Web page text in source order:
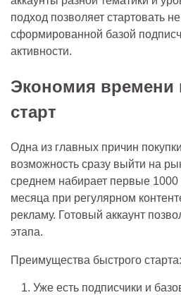
подход позволяет стартовать
сформированной базой
активности.
Экономия
старт
Одна из главных причин
возможность сразу выйти на
среднем набирает первые 1000
месяца при регулярном
рекламу. Готовый аккаунт
этапа.
Преимущества быстрого старта:
Уже есть подписчики и